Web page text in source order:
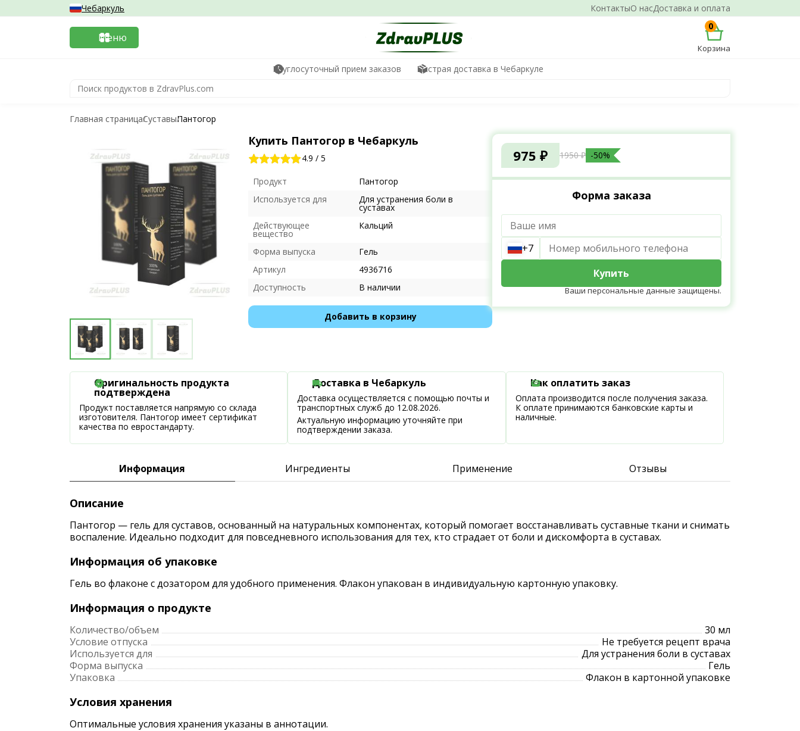
КонтактыО насДоставка и оплата
Чебаркуль
Меню
0
Корзина
Круглосуточный прием заказов Быстрая доставка в Чебаркуле
Главная страницаСуставыПантогор
Купить Пантогор в Чебаркуль
4.9 / 5
Продукт
Пантогор
Используется для
Для устранения боли в
суставах
Действующее
вещество
Кальций
Форма выпуска
Гель
Артикул
4936716
Доступность
В наличии
Добавить в корзину
975 ₽ 1950 ₽ -50%
Форма заказа
+7
Купить
Ваши персональные данные защищены.
Оригинальность продукта
подтверждена
Продукт поставляется напрямую со склада
изготовителя. Пантогор имеет сертификат
качества по евростандарту.
Доставка в Чебаркуль
Доставка осуществляется с помощью почты и
транспортных служб до 12.08.2026.
Актуальную информацию уточняйте при
подтверждении заказа.
Как оплатить заказ
Оплата производится после получения заказа.
К оплате принимаются банковские карты и
наличные.
Информация Ингредиенты Применение Отзывы
Описание
Пантогор — гель для суставов, основанный на натуральных компонентах, который помогает восстанавливать суставные ткани и снимать
воспаление. Идеально подходит для повседневного использования для тех, кто страдает от боли и дискомфорта в суставах.
Информация об упаковке
Гель во флаконе с дозатором для удобного применения. Флакон упакован в индивидуальную картонную упаковку.
Информация о продукте
Количество/объем
30 мл
Условие отпуска
Не требуется рецепт врача
Используется для
Для устранения боли в суставах
Форма выпуска
Гель
Упаковка
Флакон в картонной упаковке
Условия хранения
Оптимальные условия хранения указаны в аннотации.